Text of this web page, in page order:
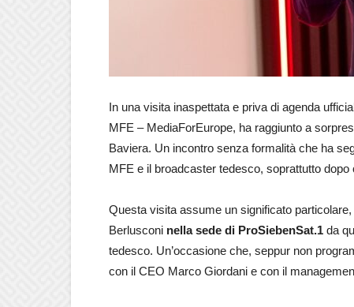
In una visita inaspettata e priva di agenda
MFE – MediaForEurope, ha raggiunto a
Baviera. Un incontro senza formalità che ha
MFE e il broadcaster tedesco, soprattutto
Questa visita assume un significato
Berlusconi nella sede di ProSiebenSat.1 da
tedesco. Un’occasione che, seppur non
con il CEO Marco Giordani e con il